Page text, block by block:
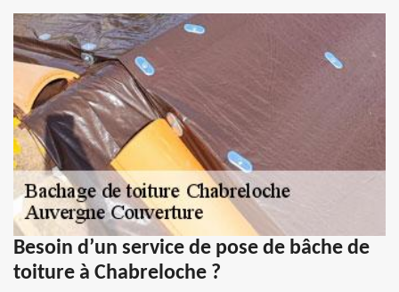
Besoin d’un service de pose de bâche de
toiture à Chabreloche ?